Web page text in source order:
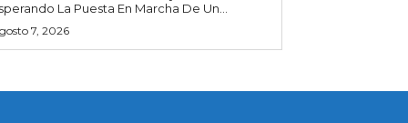
La Puesta En Marcha De Un...
7, 2026